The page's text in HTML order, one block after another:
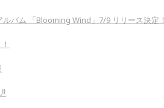
ルバム 「Blooming Wind」7/9 リリース決定！